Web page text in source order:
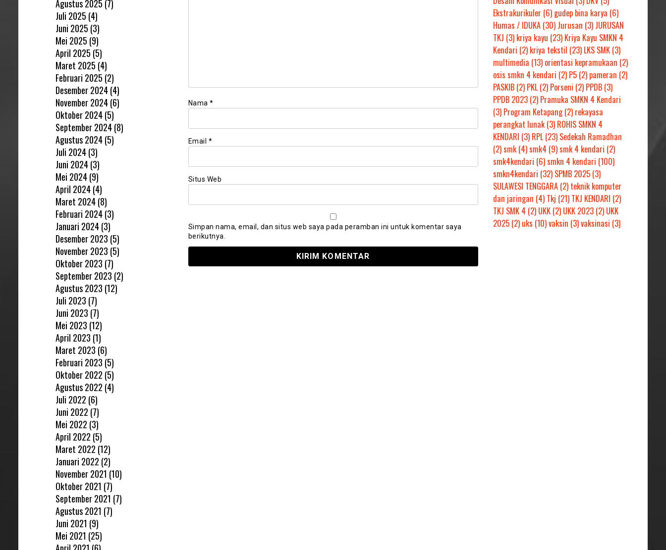
Nama *
Email *
Situs Web
Simpan nama, email, dan situs web saya pada peramban ini untuk komentar saya
berikutnya.
Agustus 2025 (7)
Juli 2025 (4)
Juni 2025 (3)
Mei 2025 (9)
April 2025 (5)
Maret 2025 (4)
Februari 2025 (2)
Desember 2024(4)
November 2024(6)
Oktober 2024(5)
September 2024(8)
Agustus 2024(5)
Juli 2024(3)
Juni 2024(3)
Mei 2024(9)
April 2024(4)
Maret 2024(8)
Februari 2024(3)
Januari 2024(3)
Desember 2023 (5)
November 2023 (5)
Oktober 2023 (7)
September 2023 (2)
Agustus 2023 (12)
Juli 2023 (7)
Juni 2023 (7)
Mei 2023 (12)
April 2023 (1)
Maret 2023 (6)
Februari 2023 (5)
Oktober 2022 (5)
Agustus 2022 (4)
Juli 2022 (6)
Juni 2022 (7)
Mei 2022 (3)
April 2022 (5)
Maret 2022 (12)
Januari 2022 (2)
November 2021 (10)
Oktober 2021 (7)
September 2021 (7)
Agustus 2021 (7)
Juni 2021 (9)
Mei 2021 (25)
Ekstrakurikuler (6) gudep bina karya (6)
Humas / IDUKA(30) Jurusan (3) JURUSAN
TKJ (3) kriya kayu (23) Kriya Kayu SMKN 4
Kendari (2) kriya tekstil (23) LKS SMK(3)
multimedia (13) orientasi kepramukaan (2)
osis smkn 4 kendari (2) P5(2) pameran (2)
PASKIB(2) PKL(2) Porseni (2) PPDB(3)
PPDB 2023(2) Pramuka SMKN 4 Kendari
(3) Program Ketapang(2) rekayasa
perangkat lunak(3) ROHIS SMKN 4
KENDARI (3) RPL(23) Sedekah Ramadhan
(2)smk(4)smk4 (9)smk 4 kendari (2)
smk4kendari (6)smkn 4 kendari (100)
smkn4kendari (32) SPMB 2025(3)
SULAWESI TENGGARA(2) teknik komputer
dan jaringan (4) Tkj (21) TKJ KENDARI (2)
TKJ SMK 4 (2) UKK(2) UKK 2023(2) UKK
2025(2) uks (10)vaksin (3)vaksinasi (3)